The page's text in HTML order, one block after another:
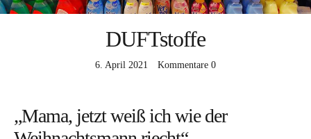
MEHR davon
ICH mach mit
DAS bin ich
DUFTstoffe
6. April 2021 Kommentare 0
„Mama, jetzt weiß ich wie der